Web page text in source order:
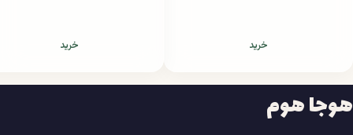
خرید خرید
هوجا هوم